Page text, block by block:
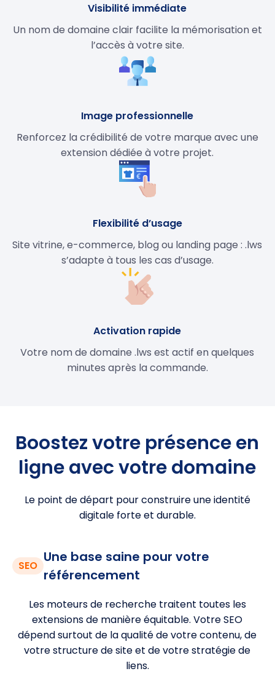
Visibilité immédiate
Un nom de domaine clair facilite la mémorisation et
l’accès à votre site.
Image professionnelle
Renforcez la crédibilité de votre marque avec une
extension dédiée à votre projet.
Flexibilité d’usage
Site vitrine, e-commerce, blog ou landing page : .lws
s’adapte à tous les cas d’usage.
Activation rapide
Votre nom de domaine .lws est actif en quelques
minutes après la commande.
Boostez votre présence en
ligne avec votre domaine
Le point de départ pour construire une identité
digitale forte et durable.
SEO
Une base saine pour votre
référencement
Les moteurs de recherche traitent toutes les
extensions de manière équitable. Votre SEO
dépend surtout de la qualité de votre contenu, de
votre structure de site et de votre stratégie de
liens.